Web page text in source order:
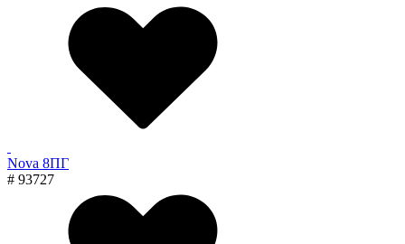
Nova 8ПГ
# 93727